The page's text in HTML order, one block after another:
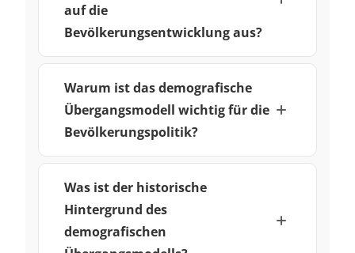
auf die
Bevölkerungsentwicklung aus?
Warum ist das demografische
Übergangsmodell wichtig für die
Bevölkerungspolitik?
Was ist der historische
Hintergrund des
demografischen